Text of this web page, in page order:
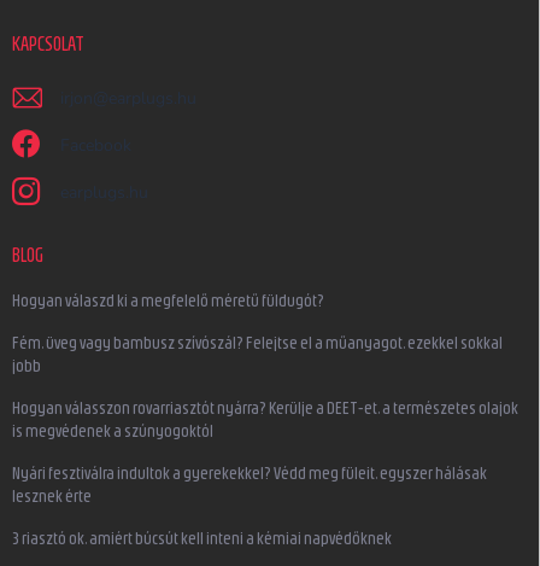
KAPCSOLAT
irjon @ earplugs.hu
Facebook
earplugs.hu
BLOG
Hogyan válaszd ki a megfelelő méretű füldugót?
Fém, üveg vagy bambusz szívószál? Felejtse el a műanyagot, ezekkel sokkal
jobb
Hogyan válasszon rovarriasztót nyárra? Kerülje a DEET-et, a természetes olajok
is megvédenek a szúnyogoktól
Nyári fesztiválra indultok a gyerekekkel? Védd meg füleit, egyszer hálásak
lesznek érte
3 riasztó ok, amiért búcsút kell inteni a kémiai napvédőknek